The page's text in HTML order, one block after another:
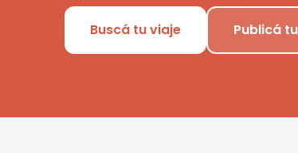
Buscá tu viaje Publicá